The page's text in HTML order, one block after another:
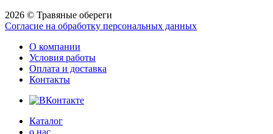
2026 © Травяные обереги
Согласие на обработку персональных данных
О компании
Условия работы
Оплата и доставка
Контакты
Каталог
о нас